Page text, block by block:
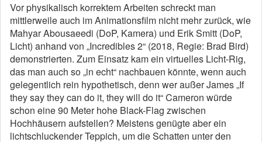
Vor physikalisch korrektem Arbeiten schreckt man
mittlerweile auch im Animationsfilm nicht mehr zurück, wie
Mahyar Abousaeedi (DoP, Kamera) und Erik Smitt (DoP,
Licht) anhand von „Incredibles 2“ (2018, Regie: Brad Bird)
demonstrierten. Zum Einsatz kam ein virtuelles Licht-Rig,
das man auch so „in echt“ nachbauen könnte, wenn auch
gelegentlich rein hypothetisch, denn wer außer James „If
they say they can do it, they will do it“ Cameron würde
schon eine 90 Meter hohe Black-Flag zwischen
Hochhäusern aufstellen? Meistens genügte aber ein
lichtschluckender Teppich, um die Schatten unter den